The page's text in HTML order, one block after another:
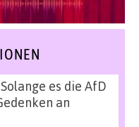
es die AfD
an